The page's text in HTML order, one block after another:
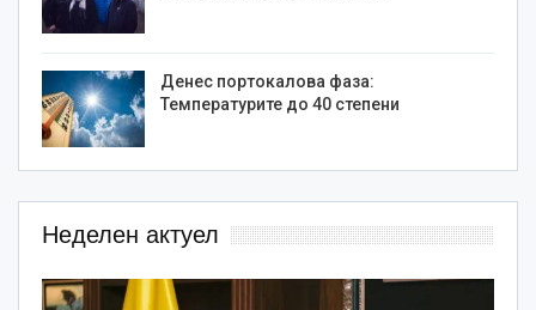
Денес портокалова фаза:
Температурите до 40 степени
Неделен актуел